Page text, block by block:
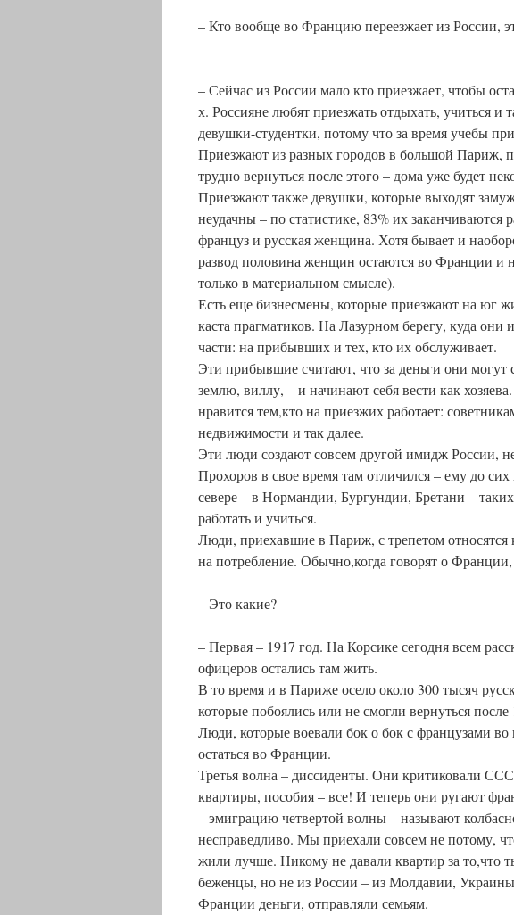
– Кто вообще во Францию переезжает из России,
– Сейчас из России мало кто приезжает, чтобы
х. Россияне любят приезжать отдыхать, учиться и
девушки-студентки, потому что за время учебы
Приезжают из разных городов в большой Париж,
трудно вернуться после этого – дома уже будет
Приезжают также девушки, которые выходят
неудачны – по статистике, 83% их
француз и русская женщина. Хотя бывает и
развод половина женщин остаются во Франции и
только в материальном смысле).
Есть еще бизнесмены, которые приезжают на юг
каста прагматиков. На Лазурном берегу, куда они
части: на прибывших и тех, кто их обслуживает.
Эти прибывшие считают, что за деньги они
землю, виллу, – и начинают себя вести как
нравится тем,кто на приезжих работает:
недвижимости и так далее.
Эти люди создают совсем другой имидж России,
Прохоров в свое время там отличился – ему до
севере – в Нормандии, Бургундии, Бретани –
работать и учиться.
Люди, приехавшие в Париж, с трепетом
на потребление. Обычно,когда говорят о
– Это какие?
– Первая – 1917 год. На Корсике сегодня всем
офицеров остались там жить.
В то время и в Париже осело около 300 тысяч
которые побоялись или не смогли вернуться после
Люди, которые воевали бок о бок с французами
остаться во Франции.
Третья волна – диссиденты. Они критиковали
квартиры, пособия – все! И теперь они ругают
– эмиграцию четвертой волны – называют
несправедливо. Мы приехали совсем не потому,
жили лучше. Никому не давали квартир за
беженцы, но не из России – из Молдавии,
Франции деньги, отправляли семьям.